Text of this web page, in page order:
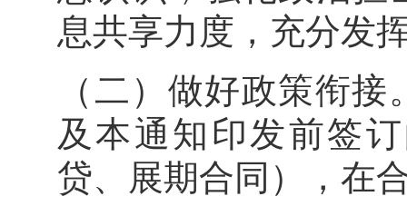
息共享力度，充分
（二）做好政策衔
及本通知印发前签
贷、展期合同），